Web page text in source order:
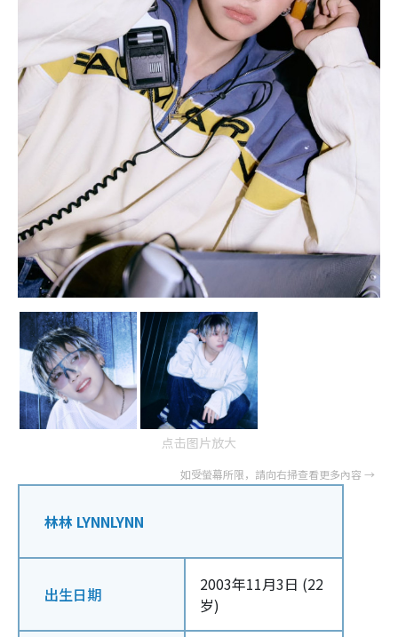
点击图片放大
林林 LYNNLYNN
出生日期
2003年11月3日 (22
岁)